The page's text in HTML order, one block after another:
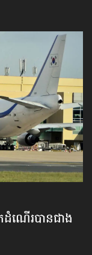
ដំណើរ​បានជាង​